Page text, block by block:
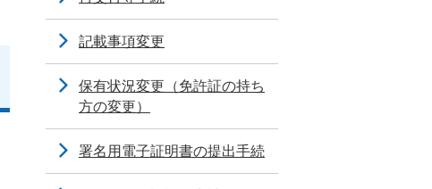
記載事項変更
保有状況変更（免許証の持ち
方の変更）
署名用電子証明書の提出手続